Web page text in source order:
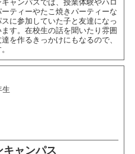
ャンパスでは、授業体験やハロ
ティーやたこ焼きパーティーな
に参加していた子と友達になっ
す。在校生の話を聞いたり雰囲
を作るきっかけにもなるので、
生
キャンパス